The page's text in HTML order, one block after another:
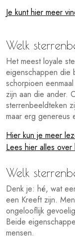
Je kunt hier meer
Welk
Het meest loyale
eigenschappen die
schorpioen
zijn aan die ander.
sterrenbeeldteken
maar erg genereus
Hier kun je meer
Lees hier alles
Welk
Denk je: hé, wat
een Kreeft zijn.
ongelooflijk
Beide
mensen.